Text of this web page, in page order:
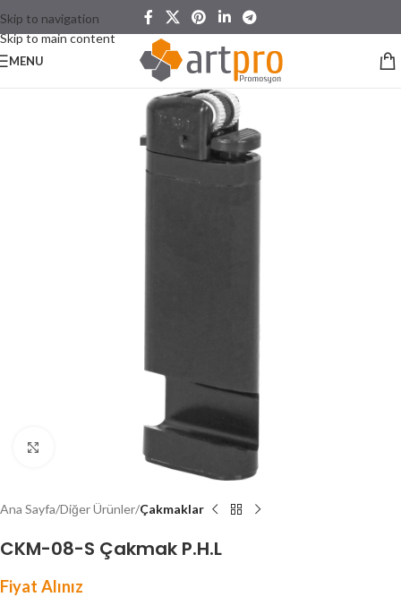
Skip to navigation
Skip to main content
MENU
Ana Sayfa Diğer Ürünler Çakmaklar
CKM-08-S Çakmak P.H.L
Fiyat Alınız